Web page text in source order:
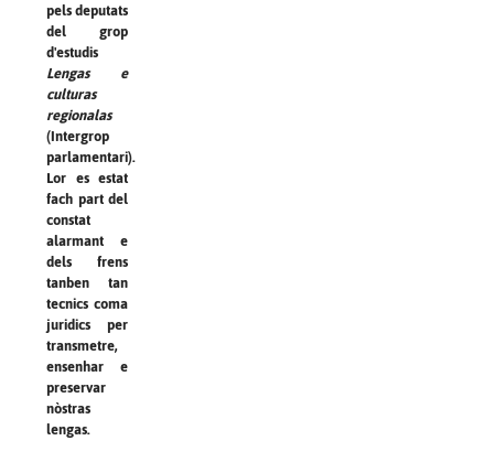
pels deputats
del grop
d'estudis
Lengas e
culturas
regionalas
(Intergrop
parlamentari).
Lor es estat
fach part del
constat
alarmant e
dels frens
tanben tan
tecnics coma
juridics per
transmetre,
ensenhar e
preservar
nòstras
lengas.